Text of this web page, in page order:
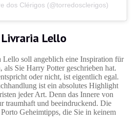
dos Clérigos (@torredosclerigos)
Lello
soll angeblich eine Inspiration für
Sie Harry Potter geschrieben hat.
oder nicht, ist eigentlich egal.
ist ein absolutes Highlight
jeder Art. Denn das Innere von
traumhaft und beeindruckend. Die
Geheimtipps, die Sie in keinem